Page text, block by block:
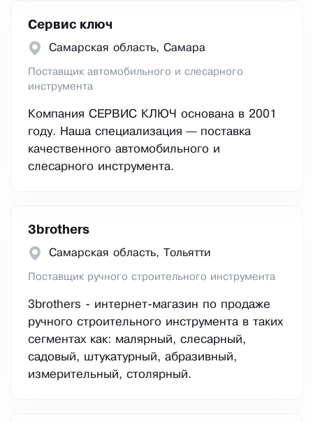
Сервис ключ
Самарская область, Самара
Поставщик автомобильного и слесарного
инструмента
Компания СЕРВИС КЛЮЧ основана в 2001
году. Наша специализация — поставка
качественного автомобильного и
слесарного инструмента.
3brothers
Самарская область, Тольятти
Поставщик ручного строительного инструмента
3brothers - интернет-магазин по продаже
ручного строительного инструмента в таких
сегментах как: малярный, слесарный,
садовый, штукатурный, абразивный,
измерительный, столярный.